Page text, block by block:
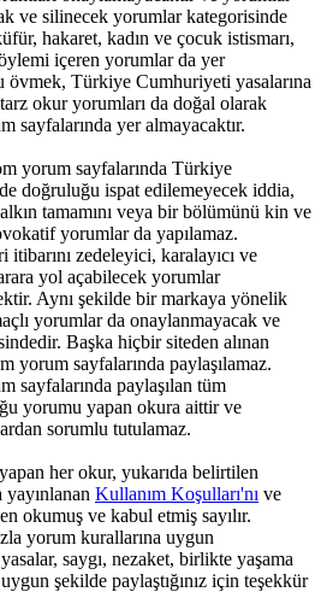
ve silinecek yorumlar kategorisinde
hakaret, kadın ve çocuk istismarı,
içeren yorumlar da yer
övmek, Türkiye Cumhuriyeti yasalarına
okur yorumları da doğal olarak
sayfalarında yer almayacaktır.
yorum sayfalarında Türkiye
doğruluğu ispat edilemeyecek iddia,
tamamını veya bir bölümünü kin ve
yorumlar da yapılamaz.
zedeleyici, karalayıcı ve
yol açabilecek yorumlar
Aynı şekilde bir markaya yönelik
yorumlar da onaylanmayacak ve
Başka hiçbir siteden alınan
yorum sayfalarında paylaşılamaz.
sayfalarında paylaşılan tüm
yorumu yapan okura aittir ve
sorumlu tutulamaz.
her okur, yukarıda belirtilen
Kullanım Koşulları'nı ve
okumuş ve kabul etmiş sayılır.
yorum kurallarına uygun
saygı, nezaket, birlikte yaşama
şekilde paylaştığınız için teşekkür